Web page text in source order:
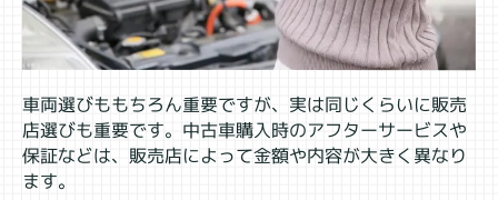
車両選びももちろん重要ですが、実は同じくらいに販売
店選びも重要です。中古車購入時のアフターサービスや
保証などは、販売店によって金額や内容が大きく異なり
ます。